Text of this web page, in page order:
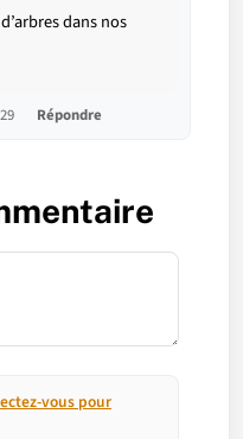
dans nos
Répondre
vous pour